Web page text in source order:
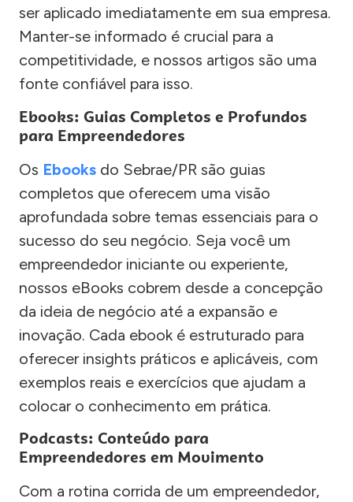
ser aplicado imediatamente em sua empresa.
Manter-se informado é crucial para a
competitividade, e nossos artigos são uma
fonte confiável para isso.
Ebooks: Guias Completos e Profundos
para Empreendedores
Os Ebooks do Sebrae/PR são guias
completos que oferecem uma visão
aprofundada sobre temas essenciais para o
sucesso do seu negócio. Seja você um
empreendedor iniciante ou experiente,
nossos eBooks cobrem desde a concepção
da ideia de negócio até a expansão e
inovação. Cada ebook é estruturado para
oferecer insights práticos e aplicáveis, com
exemplos reais e exercícios que ajudam a
colocar o conhecimento em prática.
Podcasts: Conteúdo para
Empreendedores em Movimento
Com a rotina corrida de um empreendedor,